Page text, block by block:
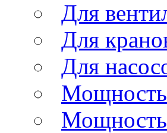
Для
Для
Для
Мощность
Мощность